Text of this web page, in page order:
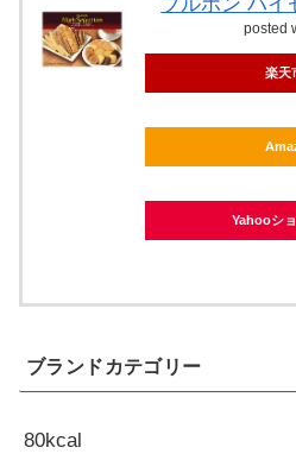
posted
楽天
Yahooシ
ブランドカテゴリー
80kcal